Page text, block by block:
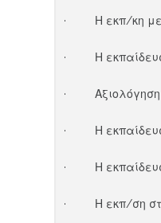
· Η εκπ/κη
· Η εκπαίδευση
· Αξιολόγηση
· Η εκπαίδευση
· Η εκπαίδευση
· Η εκπ/ση